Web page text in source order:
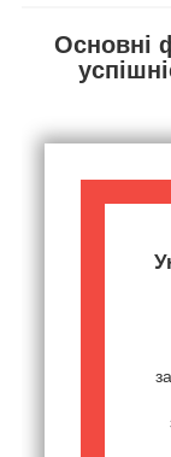
Основні